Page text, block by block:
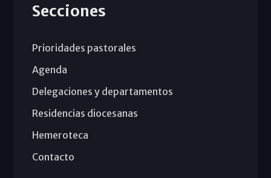
Secciones
Prioridades pastorales
Agenda
Delegaciones y departamentos
Residencias diocesanas
Hemeroteca
Contacto